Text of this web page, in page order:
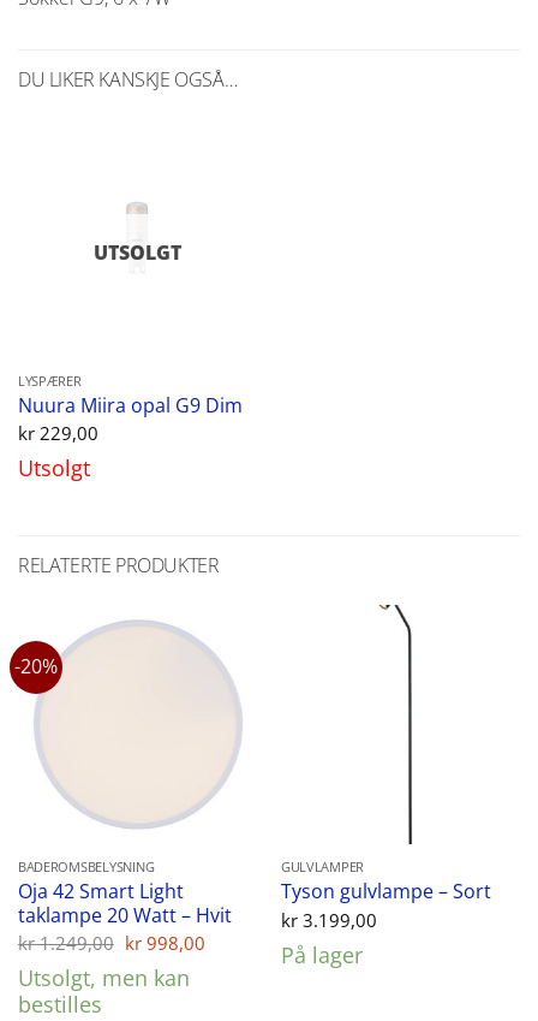
DU LIKER KANSKJE OGSÅ…
UTSOLGT
LYSPÆRER
Nuura Miira opal G9 Dim
kr229,00
Utsolgt
RELATERTE PRODUKTER
-20%
BADEROMSBELYSNING
Oja 42 Smart Light
taklampe 20 Watt – Hvit
kr1.249,00 Opprinnelig
var:
kr 998,00 Nåværende
Utsolgt, men kan
bestilles
GULVLAMPER
Tyson gulvlampe – Sort
kr3.199,00
På lager